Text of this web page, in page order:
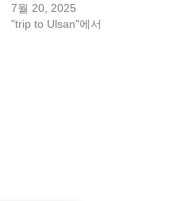
7월 20, 2025
"trip to Ulsan"에서